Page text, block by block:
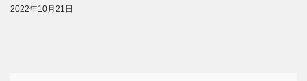
2022年10月21日